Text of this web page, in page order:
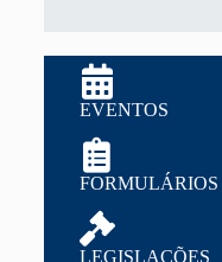
EVENTOS
FORMULÁRIOS
LEGISLAÇÕES